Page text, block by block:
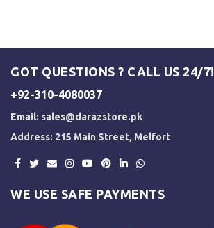
GOT QUESTIONS ? CALL US 24/7!
+92-310-4080037
Email: sales@darazstore.pk
Address: 215 Main Street, Melfort
WE USE SAFE PAYMENTS